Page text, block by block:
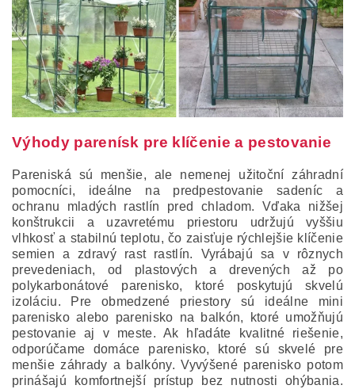
Výhody parenísk pre klíčenie a pestovanie
Pareniská sú menšie, ale nemenej užitoční záhradní
pomocníci, ideálne na predpestovanie sadeníc a
ochranu mladých rastlín pred chladom. Vďaka nižšej
konštrukcii a uzavretému priestoru udržujú vyššiu
vlhkosť a stabilnú teplotu, čo zaisťuje rýchlejšie klíčenie
semien a zdravý rast rastlín. Vyrábajú sa v rôznych
prevedeniach, od plastových a drevených až po
polykarbonátové parenisko, ktoré poskytujú skvelú
izoláciu. Pre obmedzené priestory sú ideálne mini
parenisko alebo parenisko na balkón, ktoré umožňujú
pestovanie aj v meste. Ak hľadáte kvalitné riešenie,
odporúčame domáce parenisko, ktoré sú skvelé pre
menšie záhrady a balkóny. Vyvýšené parenisko potom
prinášajú komfortnejší prístup bez nutnosti ohýbania.